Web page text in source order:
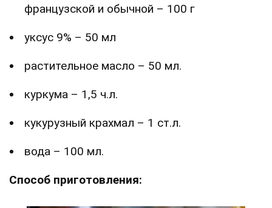
французской и обычной – 100 г
уксус 9% – 50 мл
растительное масло – 50 мл.
куркума – 1,5 ч.л.
кукурузный крахмал – 1 ст.л.
вода – 100 мл.
Способ приготовления: